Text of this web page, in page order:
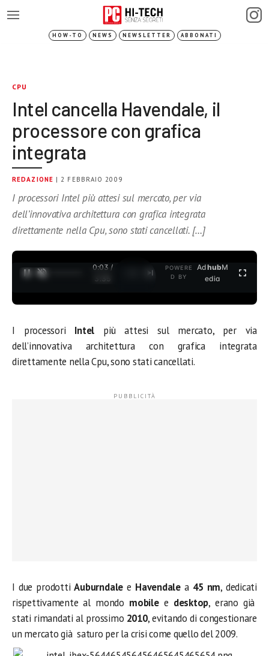
HOW-TO NEWS NEWSLETTER ABBONATI
CPU
Intel cancella Havendale, il
processore con grafica
integrata
REDAZIONE | 2 FEBBRAIO 2009
I processori Intel più attesi sul mercato, per via
dell’innovativa architettura con grafica integrata
direttamente nella Cpu, sono stati cancellati. […]
0:03 /
3:35
POWERE
D BY
AdhubM
edia
I processori Intel più attesi sul mercato, per via
dell’innovativa architettura con grafica integrata
direttamente nella Cpu, sono stati cancellati.
I due prodottiAuburndalee Havendale a 45 nm, dedicati
rispettivamente al mondo mobile e desktop, erano già
stati rimandati al prossimo 2010, evitando di congestionare
un mercato già saturo per la crisi come quello del 2009.